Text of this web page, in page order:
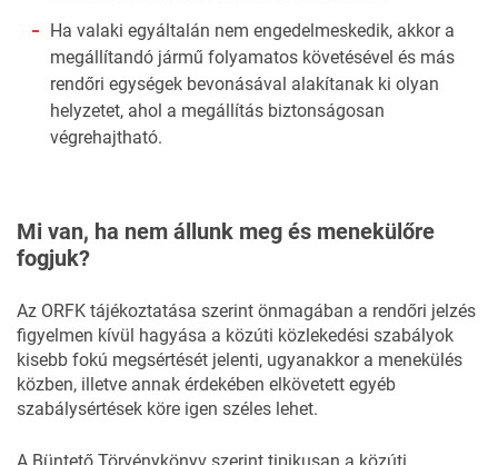
Ha valaki egyáltalán nem engedelmeskedik, akkor a
megállítandó jármű folyamatos követésével és más
rendőri egységek bevonásával alakítanak ki olyan
helyzetet, ahol a megállítás biztonságosan
végrehajtható.
Mi van, ha nem állunk meg és menekülőre
fogjuk?
Az ORFK tájékoztatása szerint önmagában a rendőri jelzés
figyelmen kívül hagyása a közúti közlekedési szabályok
kisebb fokú megsértését jelenti, ugyanakkor a menekülés
közben, illetve annak érdekében elkövetett egyéb
szabálysértések köre igen széles lehet.
A Büntető Törvénykönyv szerint tipikusan a közúti